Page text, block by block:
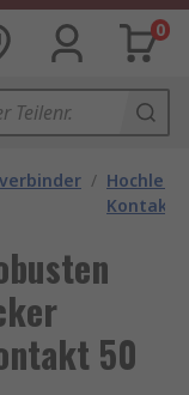
0
/
Kontakte
50